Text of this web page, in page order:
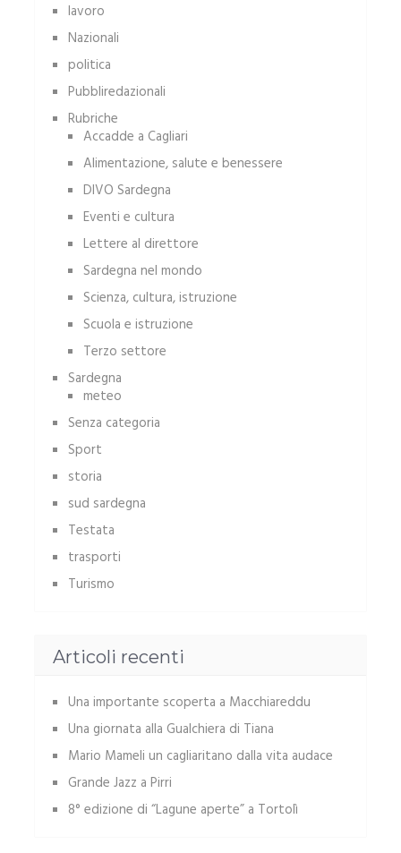
lavoro
Nazionali
politica
Pubbliredazionali
Rubriche
Accadde a Cagliari
Alimentazione, salute e benessere
DIVO Sardegna
Eventi e cultura
Lettere al direttore
Sardegna nel mondo
Scienza, cultura, istruzione
Scuola e istruzione
Terzo settore
Sardegna
meteo
Senza categoria
Sport
storia
sud sardegna
Testata
trasporti
Turismo
Articoli recenti
Una importante scoperta a Macchiareddu
Una giornata alla Gualchiera di Tiana
Mario Mameli un cagliaritano dalla vita audace
Grande Jazz a Pirri
8° edizione di “Lagune aperte” a Tortolì